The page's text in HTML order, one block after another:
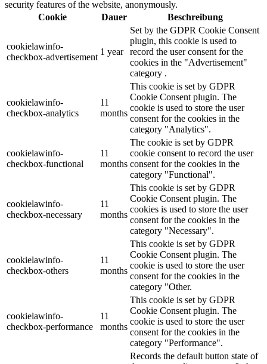
security features of the website, anonymously.
Cookie
Dauer Beschreibung
cookielawinfo-
checkbox-advertisement
1 year
Set by the GDPR Cookie Consent
plugin, this cookie is used to
record the user consent for the
cookies in the "Advertisement"
category .
cookielawinfo-
checkbox-analytics
11
months
This cookie is set by GDPR
Cookie Consent plugin. The
cookie is used to store the user
consent for the cookies in the
category "Analytics".
cookielawinfo-
checkbox-functional
11
months
The cookie is set by GDPR
cookie consent to record the user
consent for the cookies in the
category "Functional".
cookielawinfo-
checkbox-necessary
11
months
This cookie is set by GDPR
Cookie Consent plugin. The
cookies is used to store the user
consent for the cookies in the
category "Necessary".
cookielawinfo-
checkbox-others
11
months
This cookie is set by GDPR
Cookie Consent plugin. The
cookie is used to store the user
consent for the cookies in the
category "Other.
cookielawinfo-
checkbox-performance
11
months
This cookie is set by GDPR
Cookie Consent plugin. The
cookie is used to store the user
consent for the cookies in the
category "Performance".
Records the default button state of